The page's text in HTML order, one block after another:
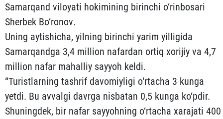
Samarqand viloyati hokimining birinchi o‘rinbosari
Sherbek Bo‘ronov.
Uning aytishicha, yilning birinchi yarim yilligida
Samarqandga 3,4 million nafardan ortiq xorijiy va 4,7
million nafar mahalliy sayyoh keldi.
“Turistlarning tashrif davomiyligi o‘rtacha 3 kunga
yetdi. Bu avvalgi davrga nisbatan 0,5 kunga ko‘pdir.
Shuningdek, bir nafar sayyohning o‘rtacha xarajati 400